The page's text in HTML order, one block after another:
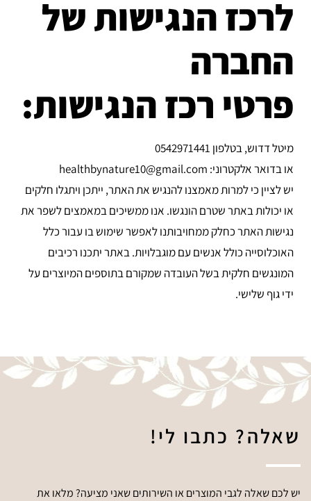
לרכז הנגישות של
החברה
פרטי רכז הנגישות:
מיטל דדוש, בטלפון 0542971441
או בדואר אלקטרוני: healthbynature10@gmail.com
יש לציין כי למרות מאמצנו להנגיש את האתר, ייתכן ויתגלו חלקים
או יכולות באתר שטרם הונגשו. אנו ממשיכים במאמצים לשפר את
נגישות האתר כחלק ממחויבותנו לאפשר שימוש בו עבור כלל
האוכלוסייה כולל אנשים עם מוגבלויות. באתר יתכנו רכיבים
המונגשים חלקית בשל העובדה שמקורם בתוספים המיוצרים על
ידי גוף שלישי.
שאלה? כתבו לי!
יש לכם שאלה לגבי המוצרים או השירותים שאני מציעה? מלאו את